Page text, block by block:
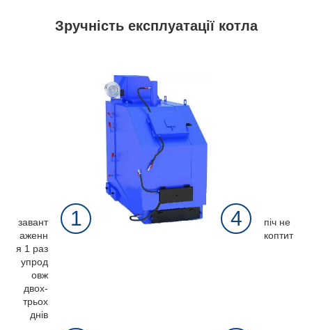
Зручність експлуатації котла
завант
аженн
я 1 раз
упрод
овж
двох-
трьох
днів
1 4
піч не
коптит